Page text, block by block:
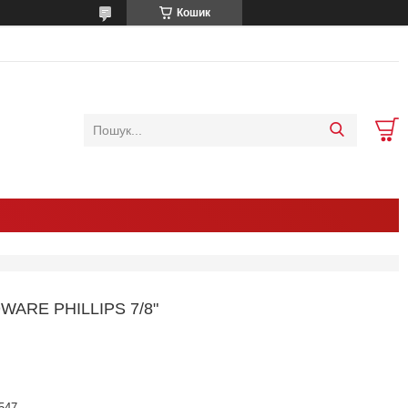
Кошик
PHILLIPS 7/8"